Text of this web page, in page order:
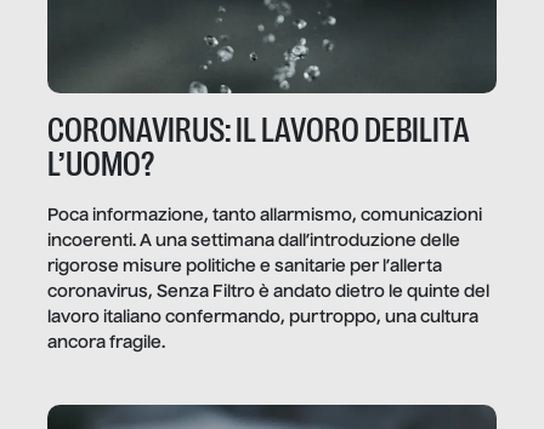
CORONAVIRUS: IL LAVORO DEBILITA
L’UOMO?
Poca informazione, tanto allarmismo, comunicazioni
incoerenti. A una settimana dall’introduzione delle
rigorose misure politiche e sanitarie per l’allerta
coronavirus, Senza Filtro è andato dietro le quinte del
lavoro italiano confermando, purtroppo, una cultura
ancora fragile.